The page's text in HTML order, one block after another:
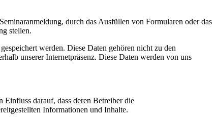
durch das Ausfüllen von Formularen oder das
stellen.
werden. Diese Daten gehören nicht zu den
unserer Internetpräsenz. Diese Daten werden von uns
darauf, dass deren Betreiber die
Informationen und Inhalte.